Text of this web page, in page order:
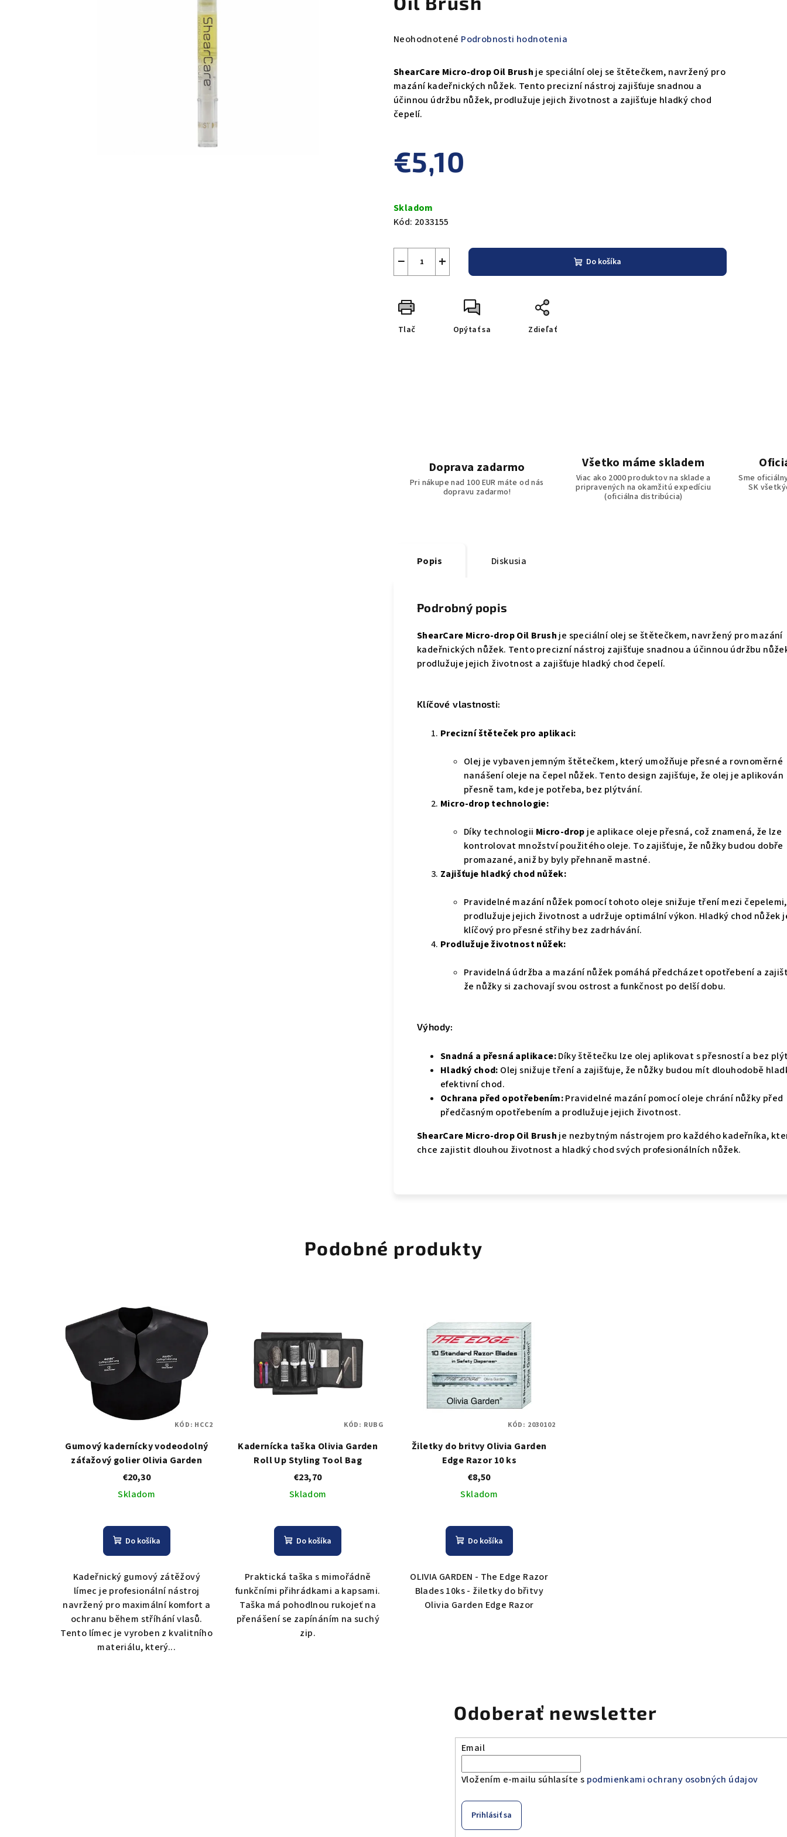
Priemerné
produktu
0,0
z
Neohodnotené Podrobnosti hodnotenia
ShearCare Micro-drop Oil Brush je speciální olej se štětečkem, navržený pro
mazání kadeřnických nůžek. Tento precizní nástroj zajišťuje snadnou a
účinnou údržbu nůžek, prodlužuje jejich životnost a zajišťuje hladký chod
čepelí.
€5,10
cena:
Skladom
Kód: 2033155
+
− Do košíka
Tlač Opýtať sa Zdieľať
Doprava zadarmo
Pri nákupe nad 100 EUR máte od nás
dopravu zadarmo!
Všetko máme skladem
Viac ako 2000 produktov na sklade a
pripravených na okamžitú expedíciu
(oficiálna distribúcia)
Sme
SK
Popis Diskusia
Podrobný popis
ShearCare Micro-drop Oil Brush je speciální olej se štětečkem, navržený pro mazání
kadeřnických nůžek. Tento precizní nástroj zajišťuje snadnou a účinnou údržbu
prodlužuje jejich životnost a zajišťuje hladký chod čepelí.
Klíčové vlastnosti:
Precizní štěteček pro aplikaci:
Olej je vybaven jemným štětečkem, který umožňuje přesné a rovnoměrné
nanášení oleje na čepel nůžek. Tento design zajišťuje, že olej je aplikován
přesně tam, kde je potřeba, bez plýtvání.
Micro-drop technologie:
Díky technologii Micro-drop je aplikace oleje přesná, což znamená, že lze
kontrolovat množství použitého oleje. To zajišťuje, že nůžky budou dobře
promazané, aniž by byly přehnaně mastné.
Zajišťuje hladký chod nůžek:
Pravidelné mazání nůžek pomocí tohoto oleje snižuje tření mezi
prodlužuje jejich životnost a udržuje optimální výkon. Hladký chod nůžek
klíčový pro přesné střihy bez zadrhávání.
Prodlužuje životnost nůžek:
Pravidelná údržba a mazání nůžek pomáhá předcházet opotřebení a
že nůžky si zachovají svou ostrost a funkčnost po delší dobu.
Výhody:
Snadná a přesná aplikace:Díky štětečku lze olej aplikovat s přesností a bez
Hladký chod: Olej snižuje tření a zajišťuje, že nůžky budou mít dlouhodobě
efektivní chod.
Ochrana před opotřebením:Pravidelné mazání pomocí oleje chrání nůžky před
předčasným opotřebením a prodlužuje jejich životnost.
ShearCare Micro-drop Oil Brush je nezbytným nástrojem pro každého kadeřníka,
chce zajistit dlouhou životnost a hladký chod svých profesionálních nůžek.
Podobné produkty
Gumový kadernícky vodeodolný
záťažový golier Olivia Garden
€20,30
Skladom
Do košíka
Kadeřnický gumový zátěžový
límec je profesionální nástroj
navržený pro maximální komfort a
ochranu během stříhání vlasů.
Tento límec je vyroben z kvalitního
materiálu, který...
KÓD: HCC2
Kadernícka taška Olivia Garden
Roll Up Styling Tool Bag
€23,70
Skladom
Do košíka
Praktická taška s mimořádně
funkčními přihrádkami a kapsami.
Taška má pohodlnou rukojeť na
přenášení se zapínáním na suchý
zip.
KÓD: RUBG
Žiletky do britvy Olivia Garden
Edge Razor 10 ks
€8,50
Skladom
Do košíka
OLIVIA GARDEN - The Edge Razor
Blades 10ks - žiletky do břitvy
Olivia Garden Edge Razor
KÓD: 2030102
Odoberať newsletter
Email
Vložením e-mailu súhlasíte s podmienkami ochrany osobných údajov
Prihlásiť sa